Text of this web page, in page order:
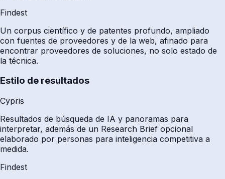
Findest
Un corpus científico y de patentes profundo, ampliado
con fuentes de proveedores y de la web, afinado para
encontrar proveedores de soluciones, no solo estado de
la técnica.
Estilo de resultados
Cypris
Resultados de búsqueda de IA y panoramas para
interpretar, además de un Research Brief opcional
elaborado por personas para inteligencia competitiva a
medida.
Findest